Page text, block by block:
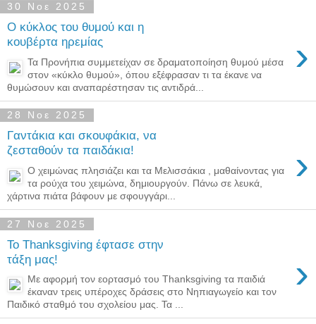
30 Νοε 2025
Ο κύκλος του θυμού και η
κουβέρτα ηρεμίας
›
Τα Προνήπια συμμετείχαν σε δραματοποίηση θυμού μέσα
στον «κύκλο θυμού», όπου εξέφρασαν τι τα έκανε να
θυμώσουν και αναπαρέστησαν τις αντιδρά...
28 Νοε 2025
Γαντάκια και σκουφάκια, να
ζεσταθούν τα παιδάκια!
›
Ο χειμώνας πλησιάζει και τα Μελισσάκια , μαθαίνοντας για
τα ρούχα του χειμώνα, δημιουργούν. Πάνω σε λευκά,
χάρτινα πιάτα βάφουν με σφουγγάρι...
27 Νοε 2025
Το Thanksgiving έφτασε στην
τάξη μας!
›
Με αφορμή τον εορτασμό του Thanksgiving τα παιδιά
έκαναν τρεις υπέροχες δράσεις στο Νηπιαγωγείο και τον
Παιδικό σταθμό του σχολείου μας. Τα ...